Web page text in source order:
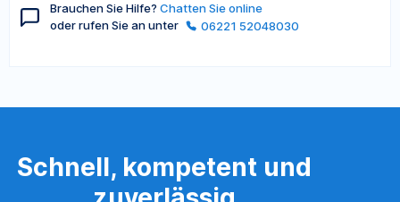
Brauchen Sie Hilfe? Chatten Sie online
oder rufen Sie an unter
06221 52048030
Schnell, kompetent und